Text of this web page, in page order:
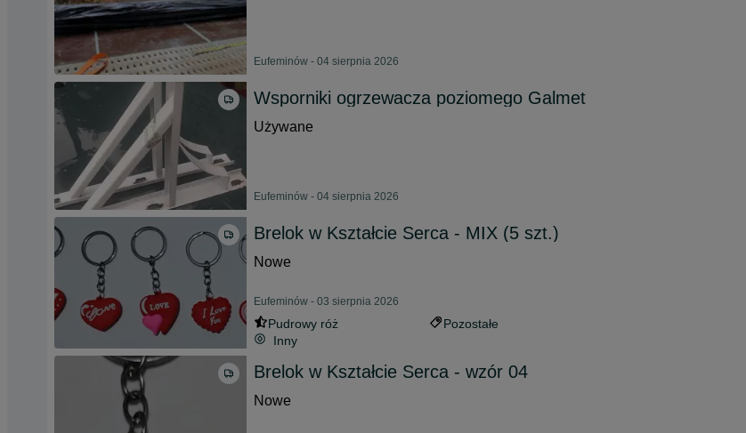
Eufeminów - 04 sierpnia 2026
Wsporniki ogrzewacza poziomego Galmet
Używane
Eufeminów - 04 sierpnia 2026
Brelok w Kształcie Serca - MIX (5 szt.)
Nowe
Eufeminów - 03 sierpnia 2026
Pudrowy róż
Pozostałe
Inny
Brelok w Kształcie Serca - wzór 04
Nowe